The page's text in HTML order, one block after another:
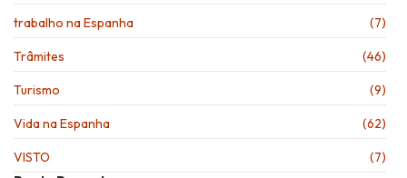
trabalho na Espanha (7)
Trâmites (46)
Turismo (9)
Vida na Espanha (62)
VISTO (7)